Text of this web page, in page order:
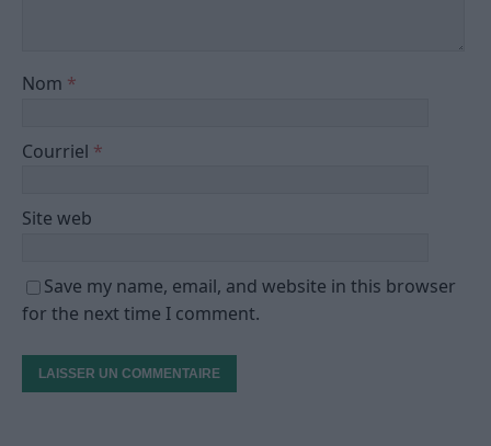
Nom *
Courriel *
Site web
Save my name, email, and website in this browser
for the next time I comment.